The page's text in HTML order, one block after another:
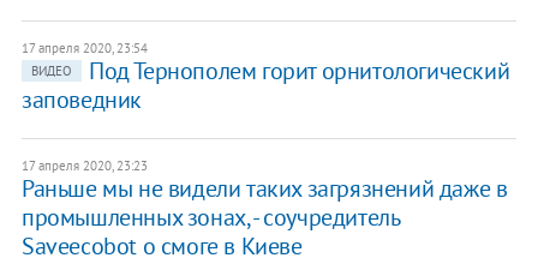
17 апреля 2020, 23:54
ВИДЕО
Под Тернополем горит орнитологический
заповедник
17 апреля 2020, 23:23
Раньше мы не видели таких загрязнений даже в
промышленных зонах, - соучредитель
Saveecobot о смоге в Киеве